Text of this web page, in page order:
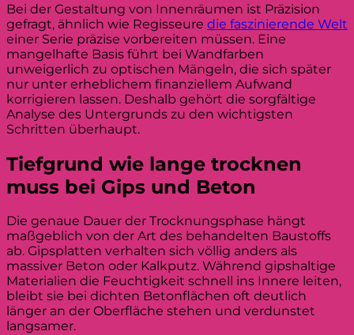
Bei der Gestaltung von Innenräumen ist Präzision
gefragt, ähnlich wie Regisseure die faszinierende Welt
einer Serie präzise vorbereiten müssen. Eine
mangelhafte Basis führt bei Wandfarben
unweigerlich zu optischen Mängeln, die sich später
nur unter erheblichem finanziellem Aufwand
korrigieren lassen. Deshalb gehört die sorgfältige
Analyse des Untergrunds zu den wichtigsten
Schritten überhaupt.
Tiefgrund wie lange trocknen
muss bei Gips und Beton
Die genaue Dauer der Trocknungsphase hängt
maßgeblich von der Art des behandelten Baustoffs
ab. Gipsplatten verhalten sich völlig anders als
massiver Beton oder Kalkputz. Während gipshaltige
Materialien die Feuchtigkeit schnell ins Innere leiten,
bleibt sie bei dichten Betonflächen oft deutlich
länger an der Oberfläche stehen und verdunstet
langsamer.